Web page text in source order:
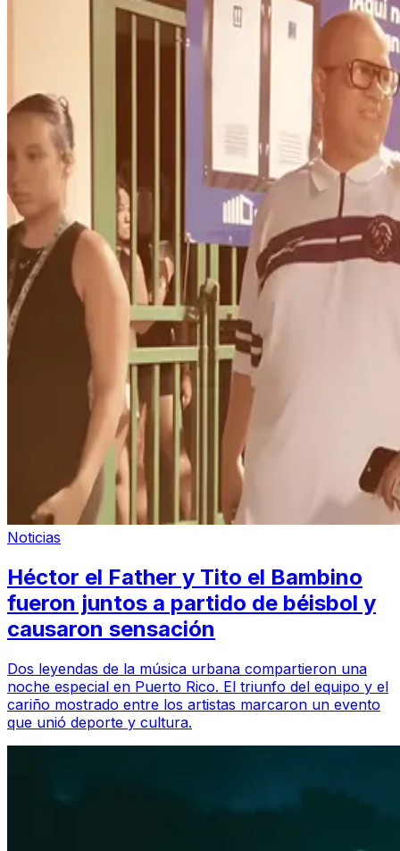
Noticias
Héctor el Father y Tito el Bambino
fueron juntos a partido de béisbol y
causaron sensación
Dos leyendas de la música urbana compartieron una
noche especial en Puerto Rico. El triunfo del equipo y el
cariño mostrado entre los artistas marcaron un evento
que unió deporte y cultura.